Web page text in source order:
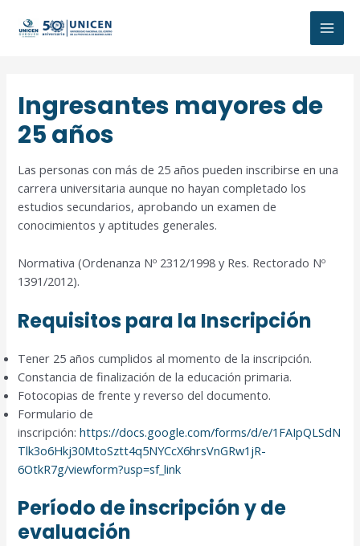
Ingresantes mayores de
25 años
Las personas con más de 25 años pueden inscribirse en una
carrera universitaria aunque no hayan completado los
estudios secundarios, aprobando un examen de
conocimientos y aptitudes generales.
Normativa (Ordenanza Nº 2312/1998 y Res. Rectorado Nº
1391/2012).
Requisitos para la Inscripción
Tener 25 años cumplidos al momento de la inscripción.
Constancia de finalización de la educación primaria.
Fotocopias de frente y reverso del documento.
Formulario de
inscripción:https://docs.google.com/forms/d/e/1FAIpQLSdN
Tlk3o6Hkj30MtoSztt4q5NYCcX6hrsVnGRw1jR-
6OtkR7g/viewform?usp=sf_link
Período de inscripción y de
evaluación